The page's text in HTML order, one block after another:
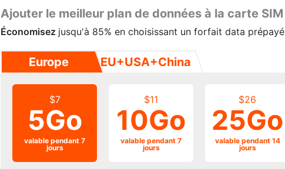
Ajouter le meilleur plan de données à la carte SIM
Économisez jusqu'à 85% en choisissant un forfait data prépayé
Europe EU+USA+China
$7
5Go
valable pendant 7
jours
$11
10Go
valable pendant 7
jours
$26
25Go
valable pendant 14
jours